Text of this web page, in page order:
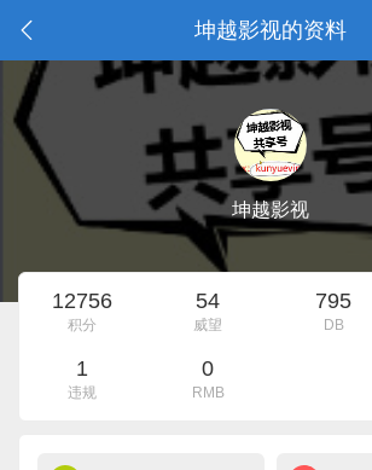
坤越影视的资料
坤越影视
12756
积分
54
威望
795
DB
1
违规
0
RMB